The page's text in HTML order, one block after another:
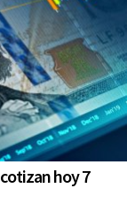
hoy 7